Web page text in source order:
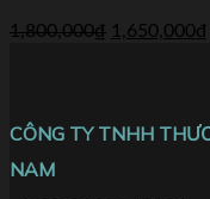
1,800,000₫ 1,650,000₫
CÔNG TY TNHH
NAM